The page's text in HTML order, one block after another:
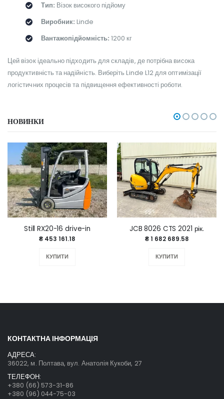
Тип: Візок високого підйому
Виробник: Linde
Вантажопідйомність: 1200 кг
Цей візок ідеально підходить для складів, де потрібна висока
продуктивність та надійність. Виберіть Linde L12 для оптимізації
логістичних процесів та підвищення ефективності роботи.
НОВИНКИ
Still RX20-16 drive-in
₴ 453 161.18
КУПИТИ
JCB 8026 CTS 2021 рік.
₴ 1 682 689.58
КУПИТИ
КОНТАКТНА ІНФОРМАЦІЯ
АДРЕСА:
36022, м. Полтава, вул. Анатолія Кукоби, 27
ТЕЛЕФОН:
+380 (66) 573-31-86
+380 (96) 044-75-03